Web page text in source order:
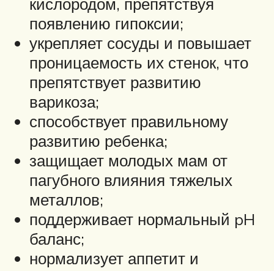
появлению гипоксии;
укрепляет сосуды и повышает
проницаемость их стенок, что
препятствует развитию
варикоза;
способствует правильному
развитию ребенка;
защищает молодых мам от
пагубного влияния тяжелых
металлов;
поддерживает нормальный pH
баланс;
нормализует аппетит и